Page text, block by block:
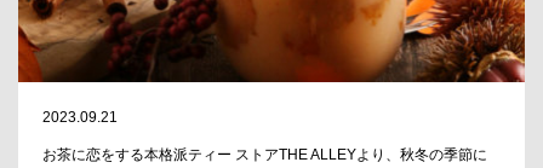
2023.09.21
お茶に恋をする本格派ティー ストアTHE ALLEYより、秋冬の季節に